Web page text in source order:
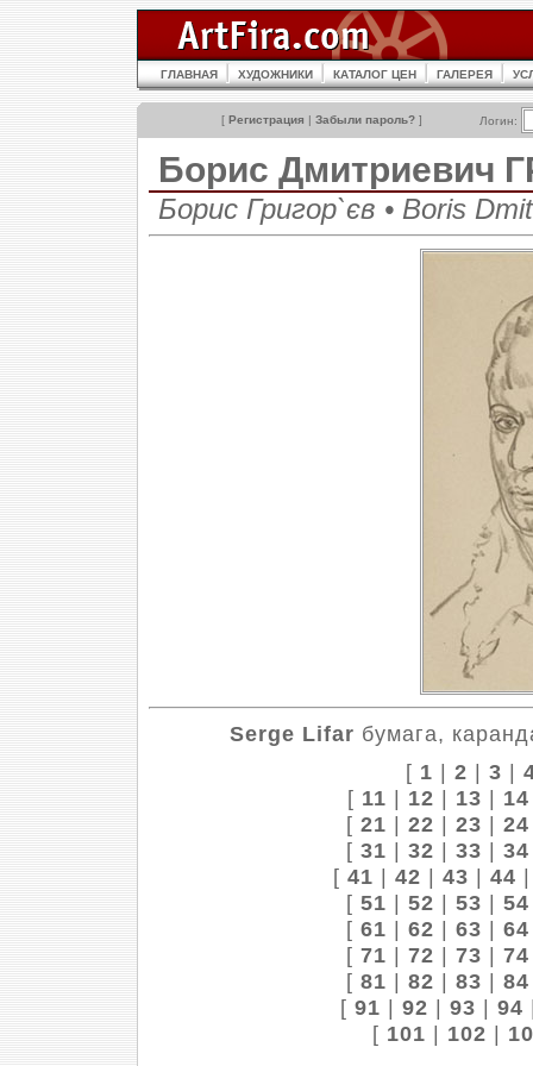
ГЛАВНАЯ ХУДОЖНИКИ КАТАЛОГ ЦЕН ГАЛЕРЕЯ
[ Регистрация | Забыли пароль? ] Логин:
Борис Дмитриевич
Борис Григор`єв • Boris
Serge Lifar бумага,
[ 1 | 2 | 3 |
[ 11 | 12 | 13 | 14
[ 21 | 22 | 23 | 24
[ 31 | 32 | 33 | 34
[ 41 | 42 | 43 | 44
[ 51 | 52 | 53 | 54
[ 61 | 62 | 63 | 64
[ 71 | 72 | 73 | 74
[ 81 | 82 | 83 | 84
[ 91 | 92 | 93 | 94
[ 101 | 102 |